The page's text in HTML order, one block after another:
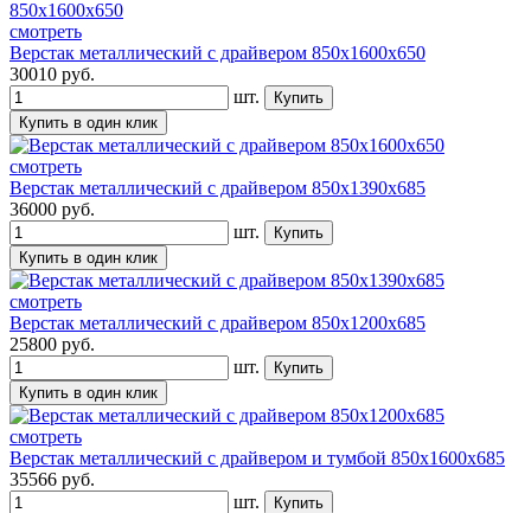
смотреть
Верстак металлический с драйвером 850х1600х650
30010 руб.
шт.
смотреть
Верстак металлический с драйвером 850х1390х685
36000 руб.
шт.
смотреть
Верстак металлический с драйвером 850х1200х685
25800 руб.
шт.
смотреть
Верстак металлический с драйвером и тумбой 850х1600х685
35566 руб.
шт.